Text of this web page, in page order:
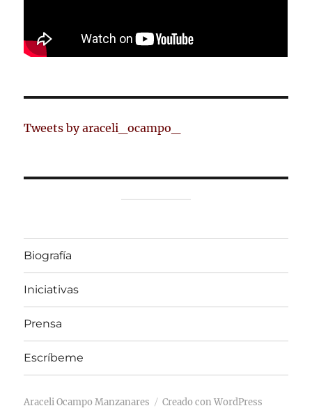
Tweets by araceli_ocampo_
Biografía
Iniciativas
Prensa
Escríbeme
Araceli Ocampo Manzanares Creado con WordPress